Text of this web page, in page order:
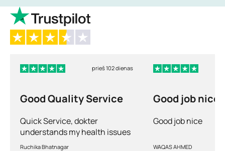
prieš 102 dienas
Good Quality Service
Quick Service, dokter
understands my health issues
and good diagnosis
Ruchika Bhatnagar
Good job nice
Good job nice
WAQAS AHMED